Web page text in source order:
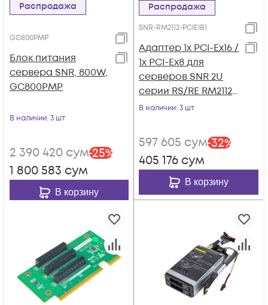
Распродажа
GC800PMP
Блок питания
сервера SNR, 800W,
GC800PMP
В наличии: 3 шт
2 390 420 сум-25%
1 800 583 сум
В корзину
Распродажа
SNR-RM2112-PCIEIB1
Адаптер 1x PCI-Ex16 /
1x PCI-Ex8 для
серверов SNR 2U
серии RS/RE RM2112-
PCIEIB1 PCBA VER.B
В наличии: 3 шт
597 605 сум-32%
405 176 сум
В корзину